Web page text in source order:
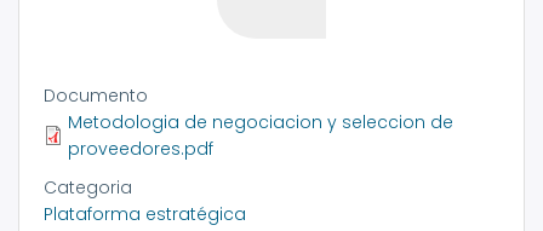
Documento
Metodologia de negociacion y seleccion de
proveedores.pdf
Categoria
Plataforma estratégica